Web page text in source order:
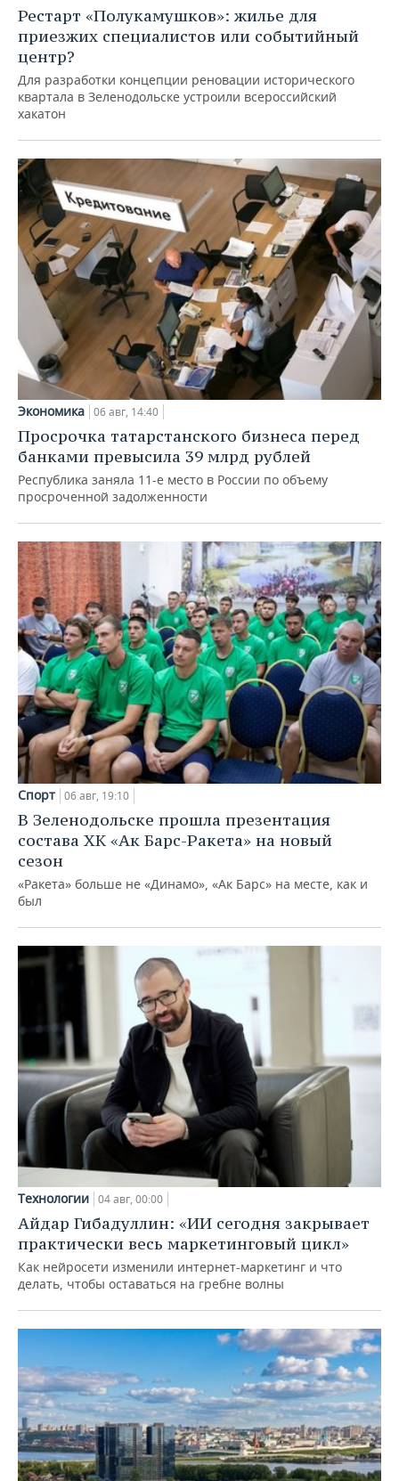
Рестарт «Полукамушков»: жилье для
приезжих специалистов или событийный
центр?
Для разработки концепции реновации исторического
квартала в Зеленодольске устроили всероссийский
хакатон
Экономика 06 авг, 14:40
Просрочка татарстанского бизнеса перед
банками превысила 39 млрд рублей
Республика заняла 11-е место в России по объему
просроченной задолженности
Спорт 06 авг, 19:10
В Зеленодольске прошла презентация
состава ХК «Ак Барс-Ракета» на новый
сезон
«Ракета» больше не «Динамо», «Ак Барс» на месте, как и
был
Технологии 04 авг, 00:00
Айдар Гибадуллин: «ИИ сегодня закрывает
практически весь маркетинговый цикл»
Как нейросети изменили интернет-маркетинг и что
делать, чтобы оставаться на гребне волны